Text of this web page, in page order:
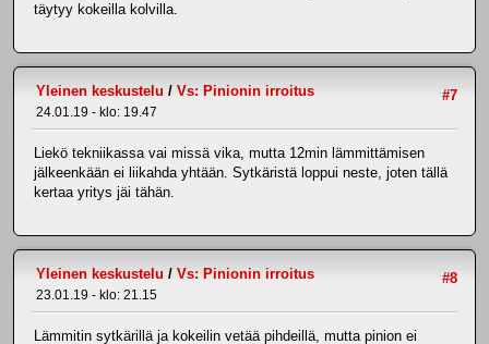
täytyy kokeilla kolvilla.
#7
Yleinen keskustelu / Vs: Pinionin irroitus
24.01.19 - klo: 19.47
Liekö tekniikassa vai missä vika, mutta 12min lämmittämisen
jälkeenkään ei liikahda yhtään. Sytkäristä loppui neste, joten tällä
kertaa yritys jäi tähän.
#8
Yleinen keskustelu / Vs: Pinionin irroitus
23.01.19 - klo: 21.15
Lämmitin sytkärillä ja kokeilin vetää pihdeillä, mutta pinion ei